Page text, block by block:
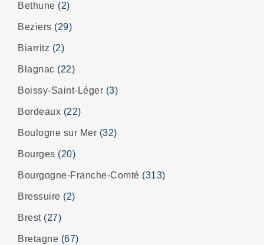
Bethune (2)
Beziers (29)
Biarritz (2)
Blagnac (22)
Boissy-Saint-Léger (3)
Bordeaux (22)
Boulogne sur Mer (32)
Bourges (20)
Bourgogne-Franche-Comté (313)
Bressuire (2)
Brest (27)
Bretagne (67)